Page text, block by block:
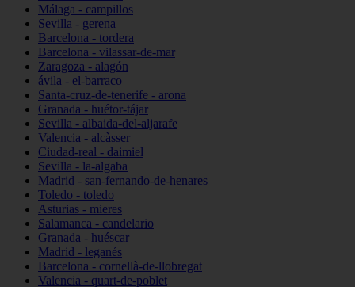
Málaga - campillos
Sevilla - gerena
Barcelona - tordera
Barcelona - vilassar-de-mar
Zaragoza - alagón
ávila - el-barraco
Santa-cruz-de-tenerife - arona
Granada - huétor-tájar
Sevilla - albaida-del-aljarafe
Valencia - alcàsser
Ciudad-real - daimiel
Sevilla - la-algaba
Madrid - san-fernando-de-henares
Toledo - toledo
Asturias - mieres
Salamanca - candelario
Granada - huéscar
Madrid - leganés
Barcelona - cornellà-de-llobregat
Valencia - quart-de-poblet